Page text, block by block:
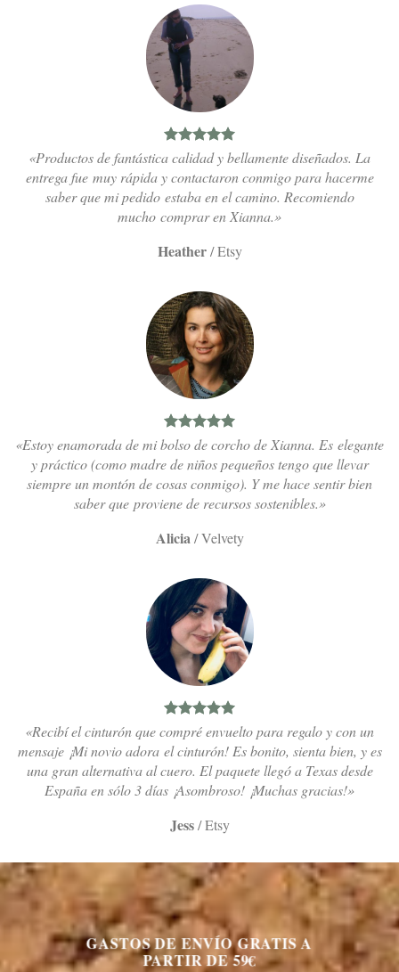
«Productos de fantástica calidad y bellamente diseñados. La
entrega fue muy rápida y contactaron conmigo para hacerme
saber que mi pedido estaba en el camino. Recomiendo
mucho comprar en Xianna.»
Heather /Etsy
«Estoy enamorada de mi bolso de corcho de Xianna. Es elegante
y práctico (como madre de niños pequeños tengo que llevar
siempre un montón de cosas conmigo). Y me hace sentir bien
saber que proviene de recursos sostenibles.»
Alicia /Velvety
«Recibí el cinturón que compré envuelto para regalo y con un
mensaje ¡Mi novio adora el cinturón! Es bonito, sienta bien, y es
una gran alternativa al cuero. El paquete llegó a Texas desde
España en sólo 3 días ¡Asombroso! ¡Muchas gracias!»
Jess /Etsy
GASTOS DE ENVÍO GRATIS A
PARTIR DE 59€